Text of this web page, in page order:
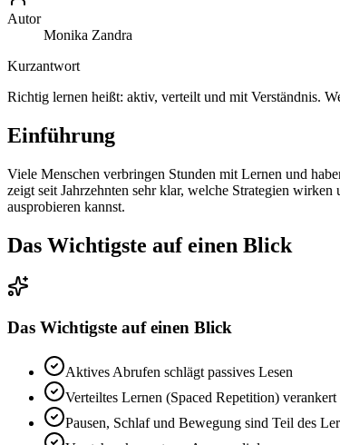
Autor
Monika Zandra
Kurzantwort
Richtig lernen heißt: aktiv, verteilt und mit Verständnis.
Einführung
Viele Menschen verbringen Stunden mit Lernen und
zeigt seit Jahrzehnten sehr klar, welche Strategien
ausprobieren kannst.
Das Wichtigste auf einen Blick
Das Wichtigste auf einen Blick
Aktives Abrufen schlägt passives Lesen
Verteiltes Lernen (Spaced Repetition) verankert
Pausen, Schlaf und Bewegung sind Teil des